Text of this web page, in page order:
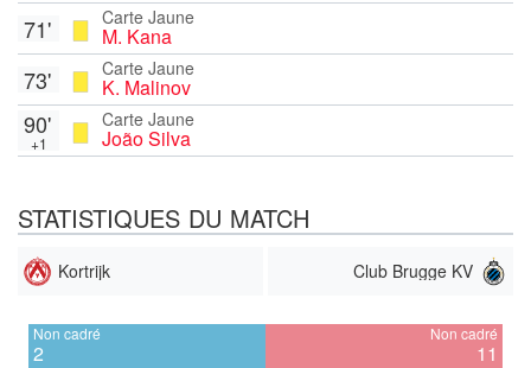
Carte Jaune
M. Kana
71'
Carte Jaune
K. Malinov
73'
Carte Jaune
João Silva
90'
+1
STATISTIQUES DU MATCH
Kortrijk Club Brugge KV
Non cadré
2
Non cadré
11